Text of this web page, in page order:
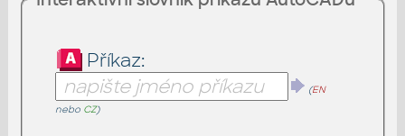
Příkaz:
(EN
nebo CZ)